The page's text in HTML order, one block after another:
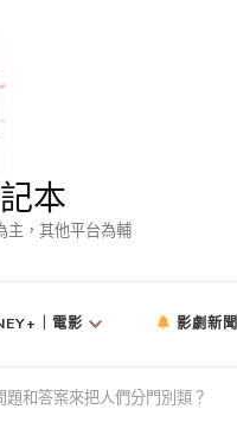
本
主，其他平台為輔
｜電影 影劇新聞
和答案來把人們分門別類？